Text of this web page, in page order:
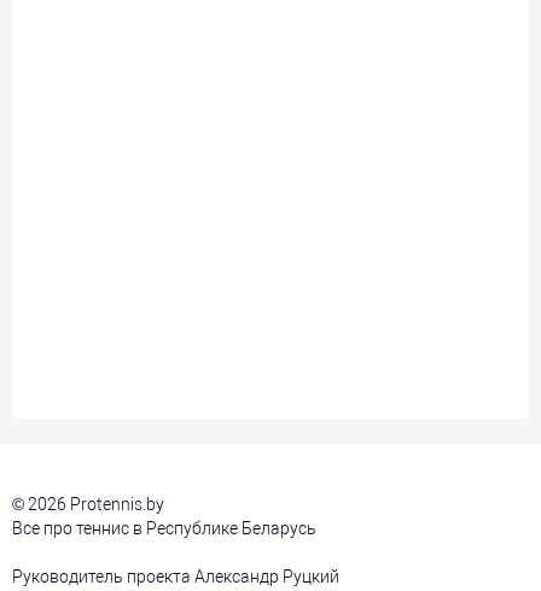
© 2026 Protennis.by
Все про теннис в Республике Беларусь
Руководитель проекта Александр Руцкий